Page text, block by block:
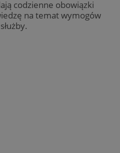
codzienne obowiązki
na temat wymogów